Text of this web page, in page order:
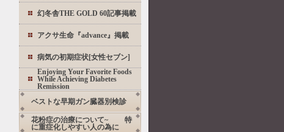
幻冬舎THE GOLD 60記事掲載
アクサ生命『advance』掲載
病気の初期症状[女性セブン]
Enjoying Your Favorite Foods
While Achieving Diabetes
Remission
ベストな早期ガン臓器別検診
花粉症の治療について~ 特
に重症化しやすい人の為に